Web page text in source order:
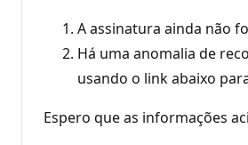
A assinatura ainda não
Há uma anomalia de
usando o link abaixo
Espero que as informações